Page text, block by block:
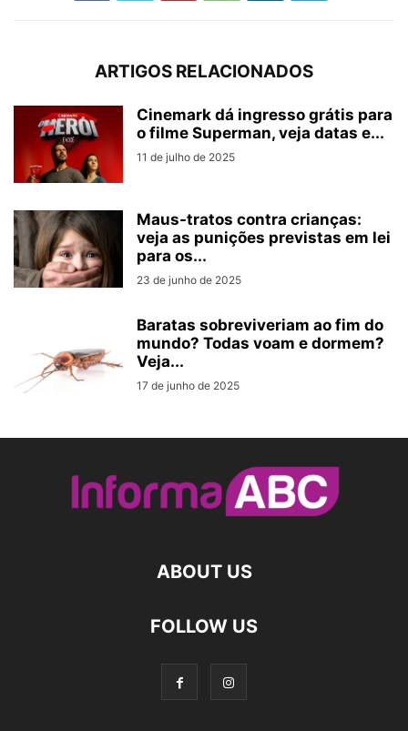
ARTIGOS RELACIONADOS
Cinemark dá ingresso grátis para
o filme Superman, veja datas e...
11 de julho de 2025
Maus-tratos contra crianças:
veja as punições previstas em lei
para os...
23 de junho de 2025
Baratas sobreviveriam ao fim do
mundo? Todas voam e dormem?
Veja...
17 de junho de 2025
ABOUT US
FOLLOW US